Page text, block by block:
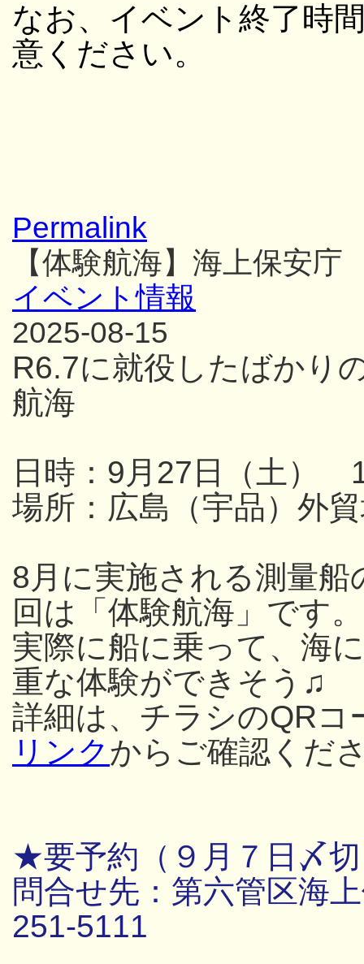
なお、イベント終了時
意ください。
Permalink
【体験航海】海上保安
イベント情報
2025-08-15
R6.7に就役したばかり
航海
日時：9月27日（土）
場所：広島（宇品）外
8月に実施される測量
回は「体験航海」です。
実際に船に乗って、海
重な体験ができそう♫
詳細は、チラシのQRコ
リンクからご確認くだ
★要予約（９月７日〆
問合せ先：第六管区海
251-5111